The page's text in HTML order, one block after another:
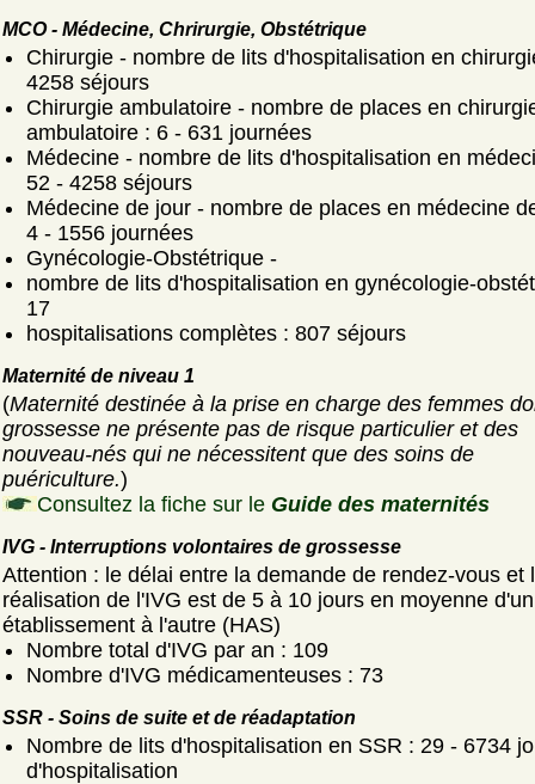
MCO - Médecine, Chrirurgie, Obstétrique
Chirurgie - nombre de lits d'hospitalisation en
4258 séjours
Chirurgie ambulatoire - nombre de places en
ambulatoire : 6 - 631 journées
Médecine - nombre de lits d'hospitalisation en
52 - 4258 séjours
Médecine de jour - nombre de places en médecine
4 - 1556 journées
Gynécologie-Obstétrique -
nombre de lits d'hospitalisation en gynécologie-
17
hospitalisations complètes : 807 séjours
Maternité de niveau 1
(Maternité destinée à la prise en charge des femmes
grossesse ne présente pas de risque particulier et des
nouveau-nés qui ne nécessitent que des soins de
puériculture.)
Consultez la fiche sur le Guide des maternités
IVG - Interruptions volontaires de grossesse
Attention : le délai entre la demande de rendez-vous et
réalisation de l'IVG est de 5 à 10 jours en moyenne d'un
établissement à l'autre (HAS)
Nombre total d'IVG par an : 109
Nombre d'IVG médicamenteuses : 73
SSR - Soins de suite et de réadaptation
Nombre de lits d'hospitalisation en SSR : 29 - 6734
d'hospitalisation